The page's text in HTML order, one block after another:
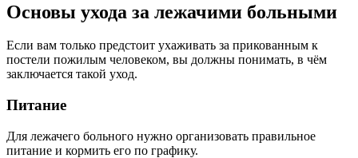
Основы ухода за лежачими больными
Если вам только предстоит ухаживать за прикованным к
постели пожилым человеком, вы должны понимать, в чём
заключается такой уход.
Питание
Для лежачего больного нужно организовать правильное
питание и кормить его по графику.